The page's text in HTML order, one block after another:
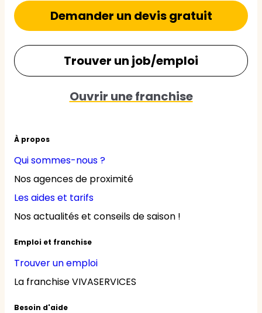
À propos
Qui sommes-nous ?
Nos agences de proximité
Les aides et tarifs
Nos actualités et conseils de saison !
Emploi et franchise
Trouver un emploi
La franchise VIVASERVICES
Besoin d'aide
Demander un devis gratuit
Trouver un job/emploi
Ouvrir une franchise